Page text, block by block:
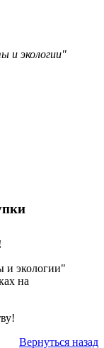
и экологии"
и экологии"
на
Вернуться назад